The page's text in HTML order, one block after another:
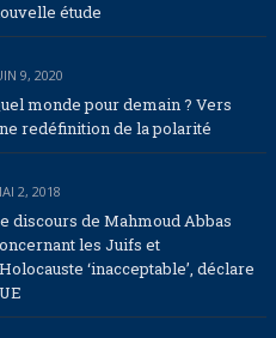
étude
9, 2020
monde pour demain ? Vers
redéfinition de la polarité
2, 2018
discours de Mahmoud Abbas
les Juifs et
‘inacceptable’, déclare